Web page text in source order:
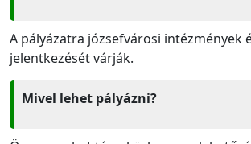
A pályázatra józsefvárosi intézmények
jelentkezését várják.
Mivel lehet pályázni?